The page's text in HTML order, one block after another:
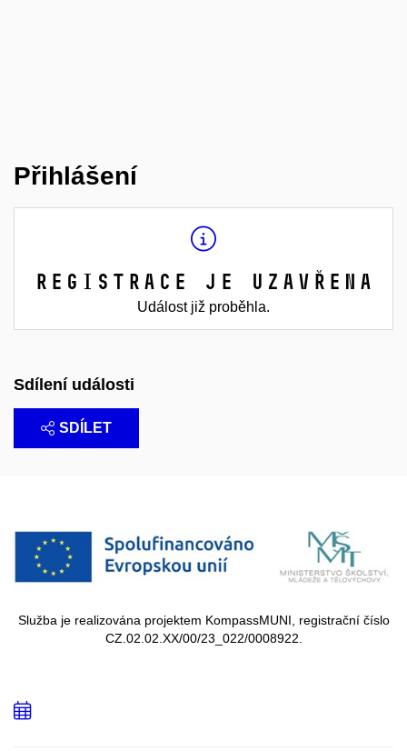
Přihlášení
Registrace je uzavřena
Událost již proběhla.
Sdílení události
SDÍLET
Služba je realizována projektem KompassMUNI, registrační číslo
CZ.02.02.XX/00/23_022/0008922.
Přidat